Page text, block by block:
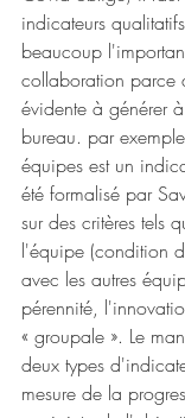
indicateurs
beaucoup
collaboration parce
évidente à générer
bureau. par
équipes est un
été formalisé par
sur des critères tels
l'équipe (condition
avec les autres
pérennité,
« groupale ». Le
deux types
mesure de la